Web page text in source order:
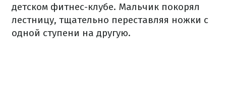
детском фитнес-клубе. Мальчик покорял
лестницу, тщательно переставляя ножки с
одной ступени на другую.